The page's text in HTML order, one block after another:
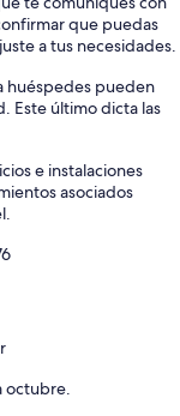
que puedas
a tus necesidades.
huéspedes pueden
Este último dicta las
e instalaciones
asociados
octubre.